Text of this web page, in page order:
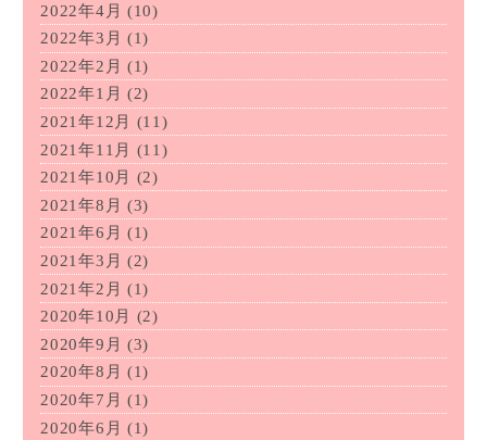
2022年4月 (10)
2022年3月 (1)
2022年2月 (1)
2022年1月 (2)
2021年12月
(11)
2021年11月 (11)
2021年10月
(2)
2021年8月 (3)
2021年6月 (1)
2021年3月 (2)
2021年2月 (1)
2020年10月
(2)
2020年9月 (3)
2020年8月 (1)
2020年7月 (1)
2020年6月 (1)